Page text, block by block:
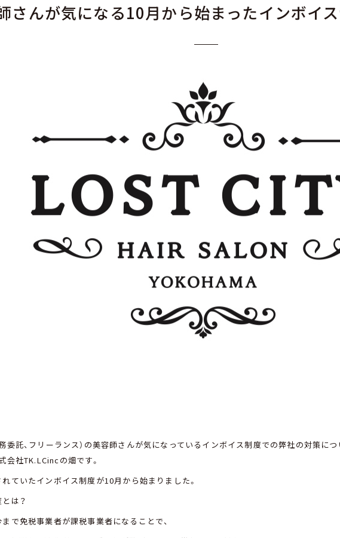
さんが気になる10月から始まったインボイ
委託、フリーランス）の美容師さんが気になっているインボイス制度での弊社の対策につ
会社TK.LCincの畑です。
ていたインボイス制度が10月から始まりました。
は？
で免税事業者が課税事業者になることで、